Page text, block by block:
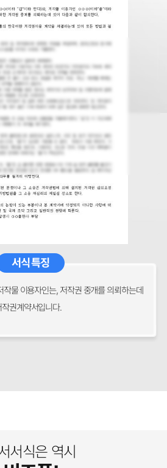
서식 특징
작물 이용자인는, 저작권 중개를 의뢰하는데
권계약서입니다.
서식은 역시